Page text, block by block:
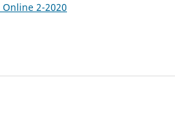
Online 2-2020